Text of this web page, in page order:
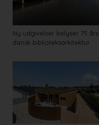
Ny udgivelser belyser 75 års
dansk biblioteksarkitektur